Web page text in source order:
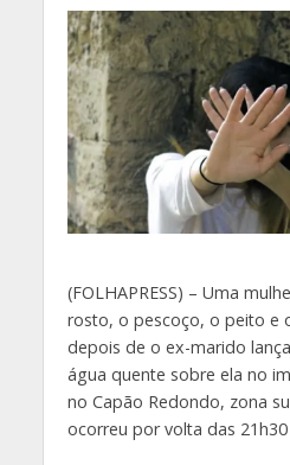
(FOLHAPRESS) – Uma
rosto, o pescoço, o peito e
depois de o ex-marido
água quente sobre ela no
no Capão Redondo, zona
ocorreu por volta das